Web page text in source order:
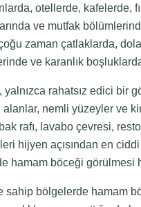
otellerde, kafelerde,
ve mutfak
zaman çatlaklarda,
ve karanlık
rahatsız edici bir
alanlar, nemli yüzeyler ve
rafı, lavabo çevresi,
hijyen açısından en
hamam böceği görülmesi
sahip bölgelerde hamam